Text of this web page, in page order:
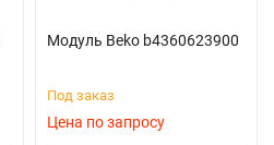
Модуль Beko b4360623900
Под заказ
Цена по запросу